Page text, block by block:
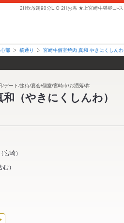
部 橘通り 宮崎牛個室焼肉 真和 やきにくしんわ
デート/接待/宴会/個室/宮崎市/お洒落/犇
（やきにくしんわ）
（宮崎）
）